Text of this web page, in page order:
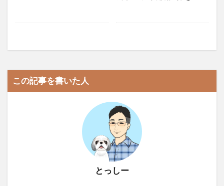
この記事を書いた人
とっしー